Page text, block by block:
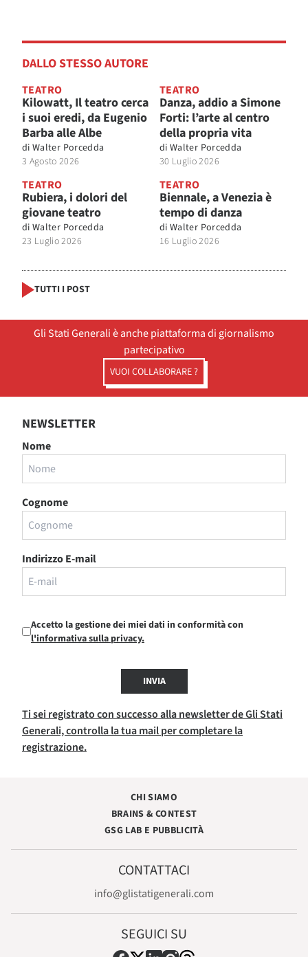
DALLO STESSO AUTORE
TEATRO
Kilowatt, Il teatro cerca
i suoi eredi, da Eugenio
Barba alle Albe
di Walter Porcedda
3 Agosto 2026
TEATRO
Danza, addio a Simone
Forti: l’arte al centro
della propria vita
di Walter Porcedda
30 Luglio 2026
TEATRO
Rubiera, i dolori del
giovane teatro
di Walter Porcedda
23 Luglio 2026
TEATRO
Biennale, a Venezia è
tempo di danza
di Walter Porcedda
16 Luglio 2026
TUTTI I POST
Gli Stati Generali è anche piattaforma di giornalismo
partecipativo
VUOI COLLABORARE ?
NEWSLETTER
Nome
Cognome
Indirizzo E-mail
Accetto la gestione dei miei dati in conformità con
l'informativa sulla privacy.
INVIA
Ti sei registrato con successo alla newsletter de Gli Stati
Generali, controlla la tua mail per completare la
registrazione.
CHI SIAMO
BRAINS & CONTEST
GSG LAB E PUBBLICITÀ
CONTATTACI
info@glistatigenerali.com
SEGUICI SU